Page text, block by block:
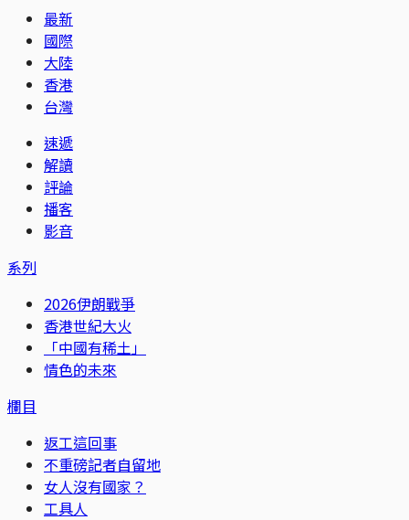
最新
國際
大陸
香港
台灣
速遞
解讀
評論
播客
影音
系列
2026伊朗戰爭
香港世紀大火
「中國有稀土」
情色的未來
欄目
返工這回事
不重磅記者自留地
女人沒有國家？
工具人